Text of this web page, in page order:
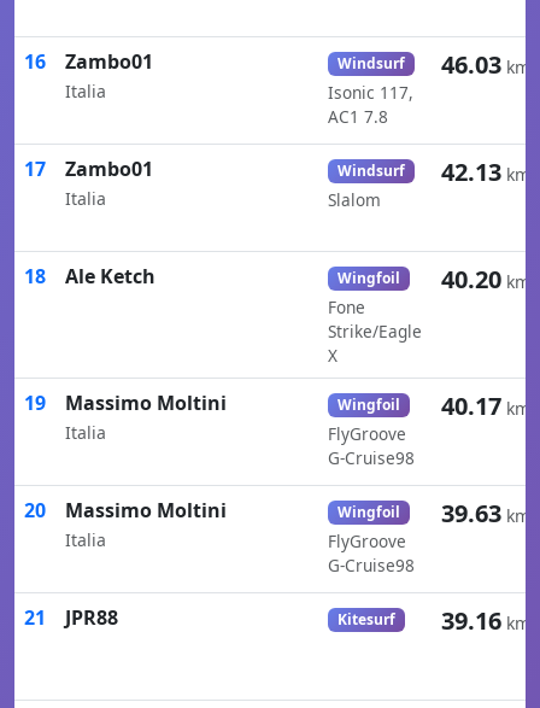
16 Zambo01
Italia
Windsurf
Isonic 117,
AC1 7.8
46.03
17 Zambo01
Italia
Windsurf
Slalom
42.13
18 Ale Ketch Wingfoil
Fone
Strike/Eagle
X
40.20
19 Massimo Moltini
Italia
Wingfoil
FlyGroove
G-Cruise98
40.17
20 Massimo Moltini
Italia
Wingfoil
FlyGroove
G-Cruise98
39.63
21 JPR88 Kitesurf 39.16